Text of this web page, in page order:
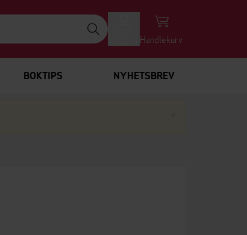
Handlekurv
BOKTIPS NYHETSBREV